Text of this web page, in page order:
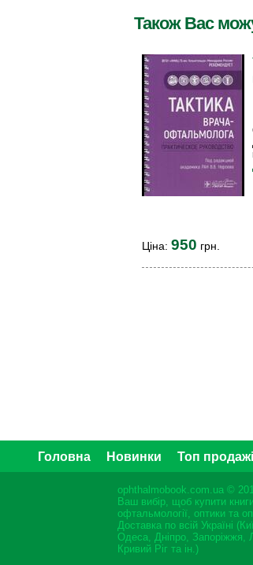
Також Вас
Ціна: 950 грн.
Головна Новинки Топ
ophthalmobook.com.ua ©
Ваш вибір, щоб купити
офтальмології, оптики та
Доставка по всій Україні
Одеса, Дніпро, Запоріжжя,
Кривий Ріг та ін.)